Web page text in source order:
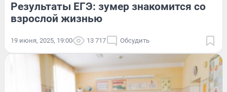
Результаты ЕГЭ: зумер знакомится со
взрослой жизнью
19 июня, 2025, 19:00 13 717 Обсудить